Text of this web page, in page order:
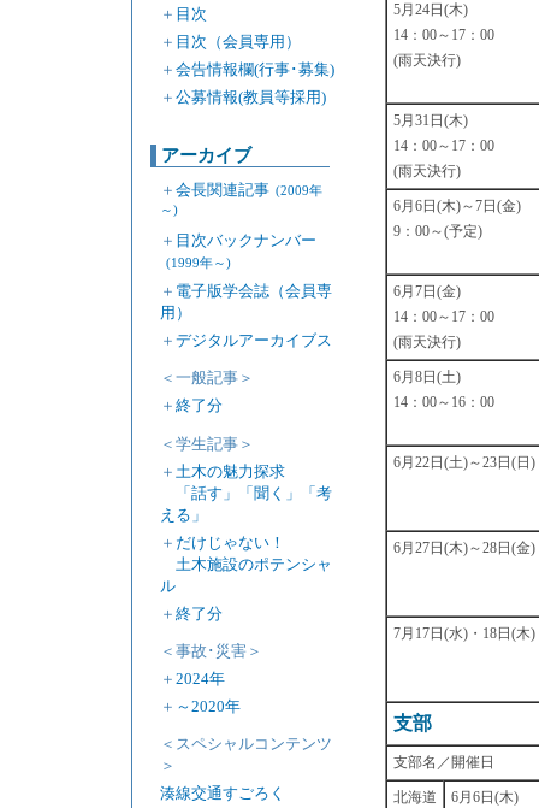
＋ 目次
＋ 目次（会員専用）
＋ 会告情報欄(行事･募集)
＋ 公募情報(教員等採用)
アーカイブ
＋ 会長関連記事 (2009年
～)
＋ 目次バックナンバー
(1999年～)
＋ 電子版学会誌（会員専
用）
＋ デジタルアーカイブス
＜一般記事＞
＋ 終了分
＜学生記事＞
＋ 土木の魅力探求
「話す」「聞く」「考
える」
＋ だけじゃない！
土木施設のポテンシャ
ル
＋ 終了分
＜事故･災害＞
＋ 2024年
＋ ～2020年
＜スペシャルコンテンツ
＞
湊線交通すごろく
5月24日(木)
14：00～17：00
(雨天決行)
5月31日(木)
14：00～17：00
(雨天決行)
6月6日(木)～7日(金)
9：00～(予定)
6月7日(金)
14：00～17：00
(雨天決行)
6月8日(土)
14：00～16：00
6月22日(土)～23日(日)
6月27日(木)～28日(金)
7月17日(水)・18日(木)
支部
支部名／開催日
北海道
6月6日(木)